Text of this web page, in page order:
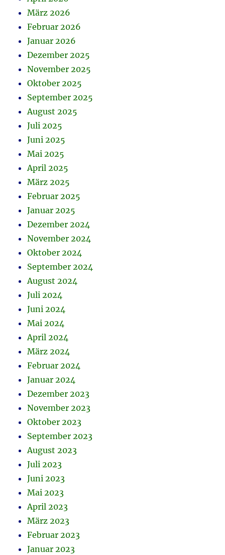
März 2026
Februar 2026
Januar 2026
Dezember 2025
November 2025
Oktober 2025
September 2025
August 2025
Juli 2025
Juni 2025
Mai 2025
April 2025
März 2025
Februar 2025
Januar 2025
Dezember 2024
November 2024
Oktober 2024
September 2024
August 2024
Juli 2024
Juni 2024
Mai 2024
April 2024
März 2024
Februar 2024
Januar 2024
Dezember 2023
November 2023
Oktober 2023
September 2023
August 2023
Juli 2023
Juni 2023
Mai 2023
April 2023
März 2023
Februar 2023
Januar 2023